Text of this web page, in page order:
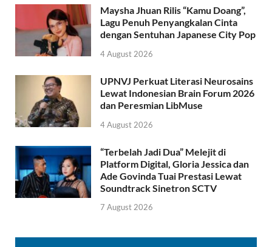
Maysha Jhuan Rilis “Kamu Doang”,
Lagu Penuh Penyangkalan Cinta
dengan Sentuhan Japanese City Pop
4 August 2026
UPNVJ Perkuat Literasi Neurosains
Lewat Indonesian Brain Forum 2026
dan Peresmian LibMuse
4 August 2026
“Terbelah Jadi Dua” Melejit di
Platform Digital, Gloria Jessica dan
Ade Govinda Tuai Prestasi Lewat
Soundtrack Sinetron SCTV
7 August 2026